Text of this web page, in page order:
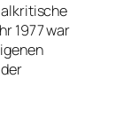
1977 war